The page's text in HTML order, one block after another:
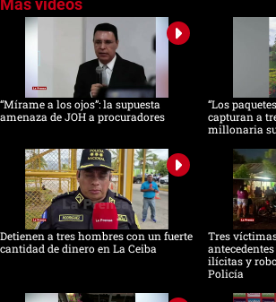
“Mírame a los ojos”: la supuesta
amenaza de JOH a procuradores
“Los
capturan a
millonaria
Detienen a tres hombres con un fuerte
cantidad de dinero en La Ceiba
Tres
ilícitas y
Policía